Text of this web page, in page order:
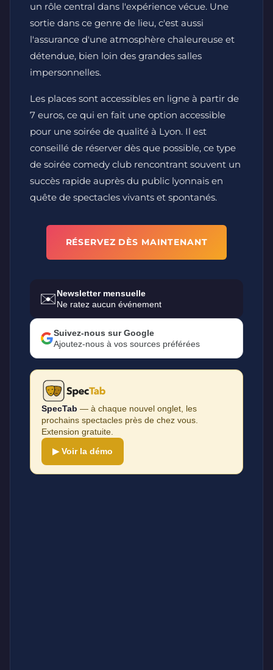
un rôle central dans l'expérience vécue. Une
sortie dans ce genre de lieu, c'est aussi
l'assurance d'une atmosphère chaleureuse et
détendue, bien loin des grandes salles
impersonnelles.
Les places sont accessibles en ligne à partir de
7 euros, ce qui en fait une option accessible
pour une soirée de qualité à Lyon. Il est
conseillé de réserver dès que possible, ce type
de soirée comedy club rencontrant souvent un
succès rapide auprès du public lyonnais en
quête de spectacles vivants et spontanés.
RÉSERVEZ DÈS MAINTENANT
✉️Newsletter mensuelle
Ne ratez aucun événement
Suivez-nous sur Google
Ajoutez-nous à vos sources préférées
SpecTab — à chaque nouvel onglet, les
prochains spectacles près de chez vous.
Extension gratuite.
▶ Voir la démo